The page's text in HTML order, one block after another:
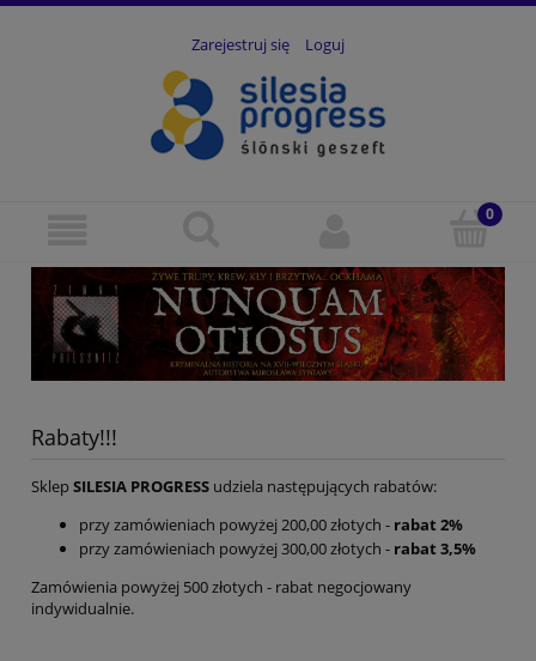
Zarejestruj się Loguj
Rabaty!!!
SklepSILESIA PROGRESS udziela następujących rabatów:
przy zamówieniach powyżej 200,00 złotych - rabat 2%
przy zamówieniach powyżej 300,00 złotych - rabat 3,5%
Zamówienia powyżej 500 złotych - rabat negocjowany
indywidualnie.